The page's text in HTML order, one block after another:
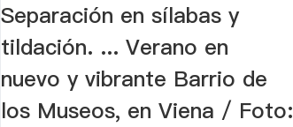
Separación en sílabas y
tildación. ... Verano en
nuevo y vibrante Barrio de
los Museos, en Viena / Foto: